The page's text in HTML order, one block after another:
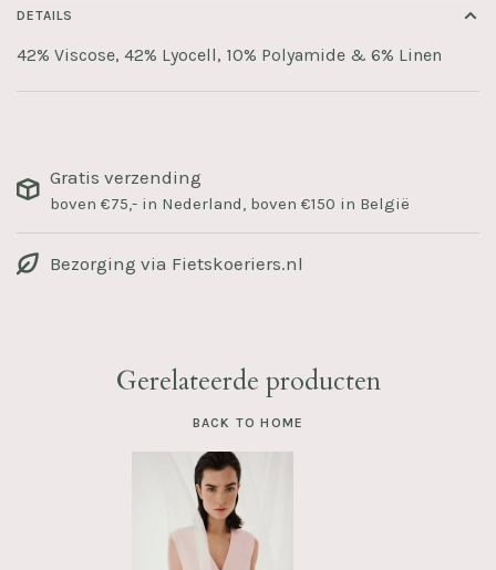
DETAILS
42% Viscose, 42% Lyocell, 10% Polyamide & 6% Linen
Gratis verzending
boven €75,- in Nederland, boven €150 in België
Bezorging via Fietskoeriers.nl
Gerelateerde producten
BACK TO HOME